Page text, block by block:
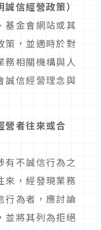
信經營政策）
基金會網站或其
策，並適時於對
務相關機構與人
誠信經營理念與
營者往來或合
有不誠信行為之
來，經發現業務
行為者，應討論
並將其列為拒絕